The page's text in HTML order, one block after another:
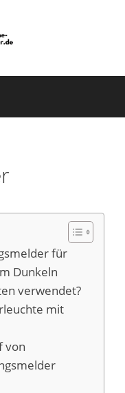
für
Dunkeln
verwendet?
mit
von